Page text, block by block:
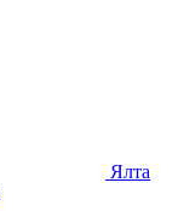
Ялта